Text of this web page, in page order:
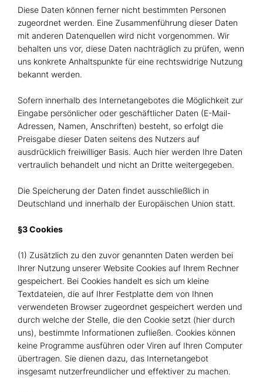
Diese Daten können ferner nicht bestimmten Personen
zugeordnet werden. Eine Zusammenführung dieser Daten
mit anderen Datenquellen wird nicht vorgenommen. Wir
behalten uns vor, diese Daten nachträglich zu prüfen, wenn
uns konkrete Anhaltspunkte für eine rechtswidrige Nutzung
bekannt werden.
Sofern innerhalb des Internetangebotes die Möglichkeit zur
Eingabe persönlicher oder geschäftlicher Daten (E-Mail-
Adressen, Namen, Anschriften) besteht, so erfolgt die
Preisgabe dieser Daten seitens des Nutzers auf
ausdrücklich freiwilliger Basis. Auch hier werden Ihre Daten
vertraulich behandelt und nicht an Dritte weitergegeben.
Die Speicherung der Daten findet ausschließlich in
Deutschland und innerhalb der Europäischen Union statt.
§3 Cookies
(1) Zusätzlich zu den zuvor genannten Daten werden bei
Ihrer Nutzung unserer Website Cookies auf Ihrem Rechner
gespeichert. Bei Cookies handelt es sich um kleine
Textdateien, die auf Ihrer Festplatte dem von Ihnen
verwendeten Browser zugeordnet gespeichert werden und
durch welche der Stelle, die den Cookie setzt (hier durch
uns), bestimmte Informationen zufließen. Cookies können
keine Programme ausführen oder Viren auf Ihren Computer
übertragen. Sie dienen dazu, das Internetangebot
insgesamt nutzerfreundlicher und effektiver zu machen.